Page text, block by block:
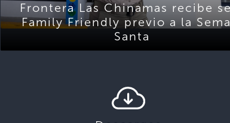
Frontera Las Chinamas recibe
Family Friendly previo a la
Santa